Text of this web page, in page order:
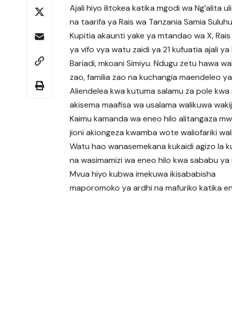
Ajali hiyo ilitokea katika mgodi wa Ng’alita
na taarifa ya Rais wa Tanzania Samia
Kupitia akaunti yake ya mtandao wa X,
ya vifo vya watu zaidi ya 21 kufuatia ajali
Bariadi, mkoani Simiyu. Ndugu zetu hawa
zao, familia zao na kuchangia maendeleo
Aliendelea kwa kutuma salamu za pole
akisema maafisa wa usalama walikuwa
Kaimu kamanda wa eneo hilo alitangaza
jioni akiongeza kwamba wote waliofariki
Watu hao wanasemekana kukaidi agizo la
na wasimamizi wa eneo hilo kwa sababu
Mvua hiyo kubwa imekuwa ikisababisha
maporomoko ya ardhi na mafuriko katika